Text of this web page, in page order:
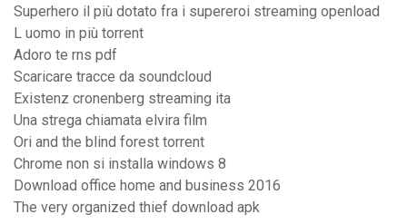
Superhero il più dotato fra i supereroi streaming openload
L uomo in più torrent
Adoro te rns pdf
Scaricare tracce da soundcloud
Existenz cronenberg streaming ita
Una strega chiamata elvira film
Ori and the blind forest torrent
Chrome non si installa windows 8
Download office home and business 2016
The very organized thief download apk